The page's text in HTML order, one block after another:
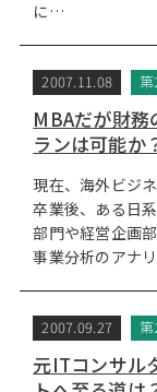
に…
2007.11.08 第
MBAだが財
ランは可能か
現在、海外ビジ
卒業後、ある日
部門や経営企画
事業分析のアナ
2007.09.27 第
元ITコンサル